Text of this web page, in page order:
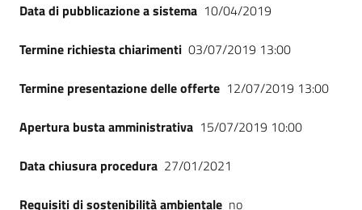
Data di pubblicazione a sistema 10/04/2019
Termine richiesta chiarimenti 03/07/2019 13:00
Termine presentazione delle offerte 12/07/2019 13:00
Apertura busta amministrativa 15/07/2019 10:00
Data chiusura procedura 27/01/2021
Requisiti di sostenibilità ambientale no